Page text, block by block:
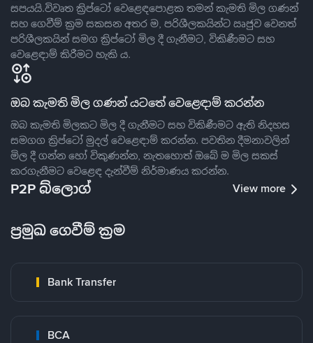
සපයයි.විවෘත ක්‍රිප්ටෝ වෙළෙඳපොළක තමන් කැමති මිල ගණන්
සහ ගෙවීම් ක්‍රම සකසන අතර ම, පරිශීලකයින්ට ඍජුව වෙනත්
පරිශීලකයින් සමග ක්‍රිප්ටෝ මිල දී ගැනීමට, විකිණීමට සහ
වෙළෙඳාම් කිරීමට හැකි ය.
ඔබ කැමති මිල ගණන් යටතේ වෙළෙඳාම් කරන්න
ඔබ කැමති මිලකට මිල දී ගැනීමට සහ විකිණීමට ඇති නිදහස
සමගග ක්‍රිප්ටෝ මුදල් වෙළෙඳාම් කරන්න. පවතින දීමනාවලින්
මිල දී ගන්න හෝ විකුණන්න, නැතහොත් ඔබේ ම මිල සකස්
කරගැනීමට වෙළෙඳ දැන්වීම් නිර්මාණය කරන්න.
P2P බ්ලොග් View more
ප්‍රමුඛ ගෙවීම් ක්‍රම
Bank Transfer
BCA